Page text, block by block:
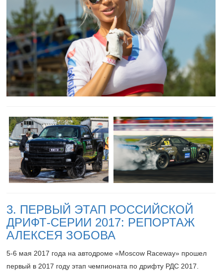
3. ПЕРВЫЙ ЭТАП РОССИЙСКОЙ
ДРИФТ-СЕРИИ 2017: РЕПОРТАЖ
АЛЕКСЕЯ ЗОБОВА
5-6 мая 2017 года на автодроме «Moscow Raceway» прошел
первый в 2017 году этап чемпионата по дрифту РДС 2017.